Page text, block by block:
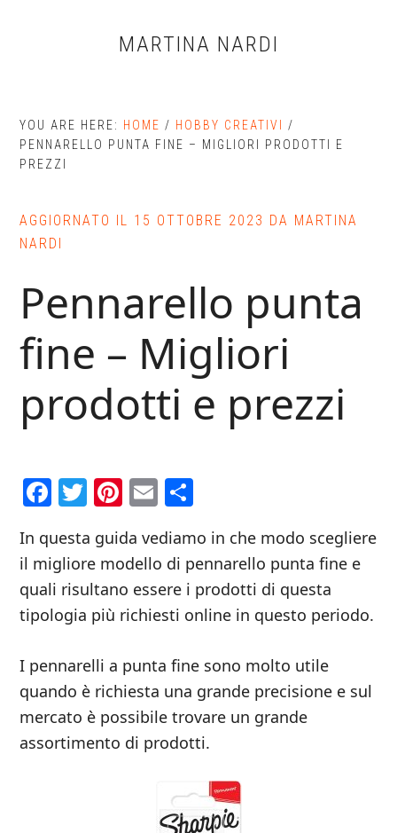
MARTINA NARDI
YOU ARE HERE: HOME / HOBBY CREATIVI
/
PENNARELLO PUNTA FINE – MIGLIORI PRODOTTI E
PREZZI
AGGIORNATO IL 15 OTTOBRE 2023 DA MARTINA
NARDI
Pennarello punta
fine – Migliori
prodotti e prezzi
Facebook
TwitterPinterest
Email
In questa guida vediamo in che modo scegliere
il migliore modello di pennarello punta fine e
quali risultano essere i prodotti di questa
tipologia più richiesti online in questo periodo.
I pennarelli a punta fine sono molto utile
quando è richiesta una grande precisione e sul
mercato è possibile trovare un grande
assortimento di prodotti.